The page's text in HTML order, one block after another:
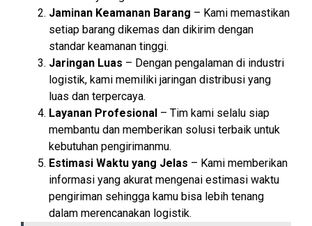
Jaminan Keamanan Barang – Kami memastikan
setiap barang dikemas dan dikirim dengan
standar keamanan tinggi.
Jaringan Luas – Dengan pengalaman di industri
logistik, kami memiliki jaringan distribusi yang
luas dan terpercaya.
Layanan Profesional – Tim kami selalu siap
membantu dan memberikan solusi terbaik untuk
kebutuhan pengirimanmu.
Estimasi Waktu yang Jelas – Kami memberikan
informasi yang akurat mengenai estimasi waktu
pengiriman sehingga kamu bisa lebih tenang
dalam merencanakan logistik.